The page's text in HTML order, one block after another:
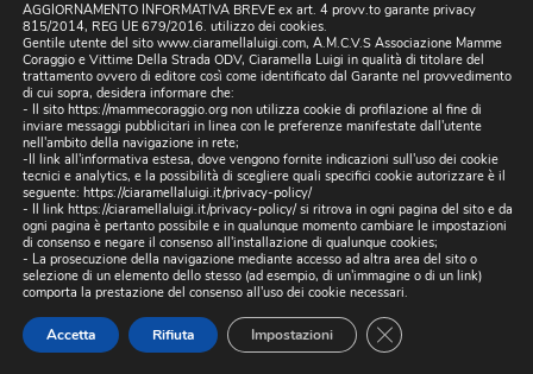
FEBBRAIO 2026
TESTIMONE LA PRESIDENTE ELENA RONZULLO A.M.C.V.S.
ASSOCIAZIONE MAMME CORAGGIO E VITTIME DELLA
STRADA – ODV 24 FEBBRAIO 2026
INCONTRO SCUOLA 24/02/2026 ISIS RITA LEVI MONTALCINI
DI QUARTO24 FEBBRAIO 2026
NOI COME ASSOCIAZIONI VITTIME DELLA STRADA,
INVITIAMO TUTTI I CITTADINI DI TUTTA ITALIA, A MANDARCI
I LINK DELLE SEGNALAZIONI, CHE STATE MANDANDO SUI
SOCIAL, PER LA SICUREZZA STRADALE, SOLO IN QUEL CASO
AGGIORNAMENTO INFORMATIVA BREVE ex art. 4 provv.to garante privacy
815/2014, REG UE 679/2016. utilizzo dei cookies.
Gentile utente del sito www.ciaramellaluigi.com, A.M.C.V.S Associazione Mamme
Coraggio e Vittime Della Strada ODV, Ciaramella Luigi in qualità di titolare del
trattamento ovvero di editore così come identificato dal Garante nel provvedimento
di cui sopra, desidera informare che:
- Il sito https://mammecoraggio.org non utilizza cookie di profilazione al fine di
inviare messaggi pubblicitari in linea con le preferenze manifestate dall'utente
nell'ambito della navigazione in rete;
-Il link all'informativa estesa, dove vengono fornite indicazioni sull'uso dei cookie
tecnici e analytics, e la possibilità di scegliere quali specifici cookie autorizzare è il
seguente: https://ciaramellaluigi.it/privacy-policy/
- Il link https://ciaramellaluigi.it/privacy-policy/si ritrova in ogni pagina del sito e da
ogni pagina è pertanto possibile e in qualunque momento cambiare le impostazioni
di consenso e negare il consenso all'installazione di qualunque cookies;
- La prosecuzione della navigazione mediante accesso ad altra area del sito o
selezione di un elemento dello stesso (ad esempio, di un'immagine o di un link)
comporta la prestazione del consenso all'uso dei cookie necessari.
Accetta Rifiuta Impostazioni CLOSE GDPR